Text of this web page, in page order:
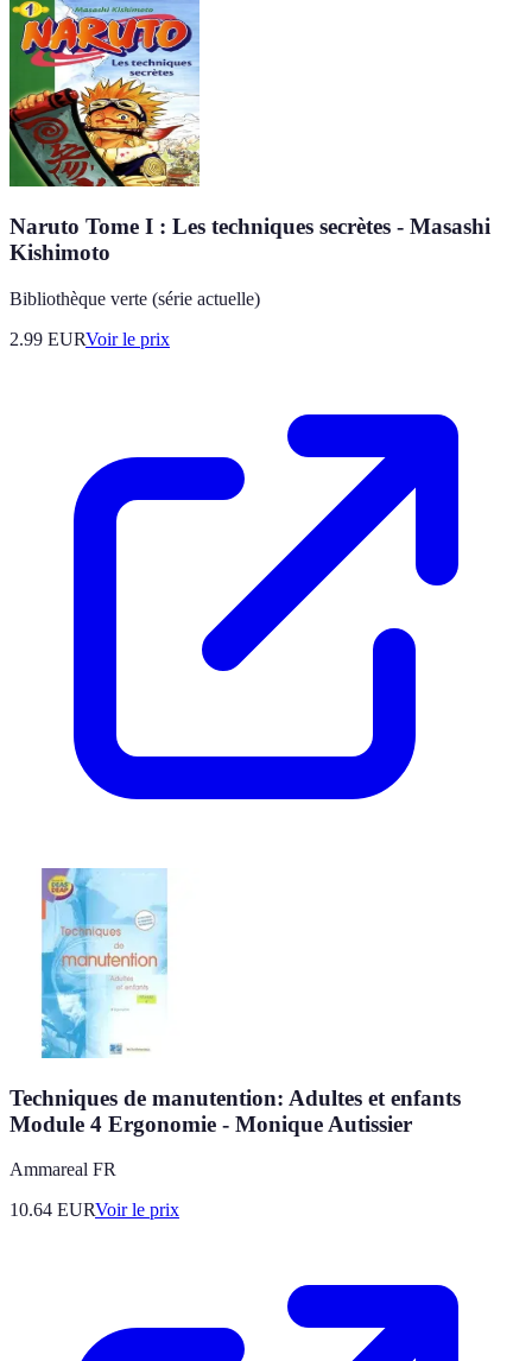
Naruto Tome I : Les techniques secrètes - Masashi
Kishimoto
Bibliothèque verte (série actuelle)
2.99 EURVoir le prix
Techniques de manutention: Adultes et enfants
Module 4 Ergonomie - Monique Autissier
Ammareal FR
10.64 EURVoir le prix